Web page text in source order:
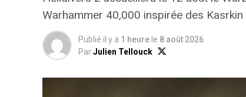
Warhammer 40,000 inspirée des Kasrkin
Publié il y a 1 heure le 8 août 2026
ParJulien Tellouck